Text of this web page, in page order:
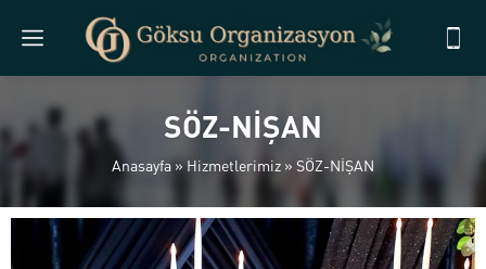
SÖZ-NİŞAN
Anasayfa »Hizmetlerimiz » SÖZ-NİŞAN